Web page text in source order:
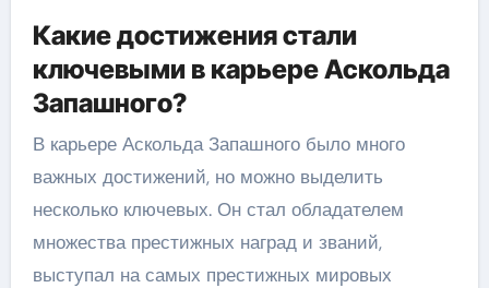
Какие достижения стали
ключевыми в карьере Аскольда
Запашного?
В карьере Аскольда Запашного было много
важных достижений, но можно выделить
несколько ключевых. Он стал обладателем
множества престижных наград и званий,
выступал на самых престижных мировых